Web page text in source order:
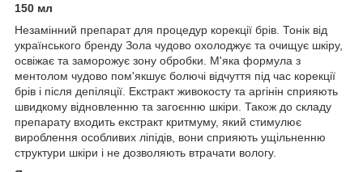
150 мл
Незамінний препарат для процедур корекції брів. Тонік від
українського бренду Зола чудово охолоджує та очищує шкіру,
освіжає та заморожує зону обробки. М'яка формула з
ментолом чудово пом'якшує болючі відчуття під час корекції
брів і після депіляції. Екстракт живокосту та аргінін сприяють
швидкому відновленню та загоєнню шкіри. Також до складу
препарату входить екстракт критмуму, який стимулює
вироблення особливих ліпідів, вони сприяють ущільненню
структури шкіри і не дозволяють втрачати вологу.